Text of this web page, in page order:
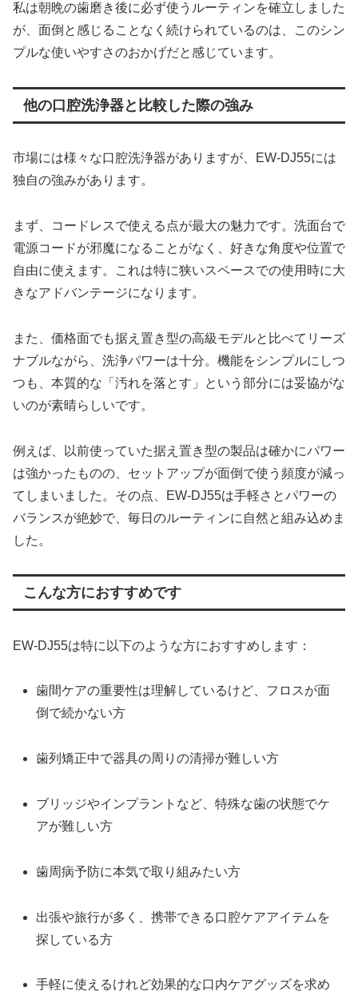
私は朝晩の歯磨き後に必ず使うルーティンを確立しました
が、面倒と感じることなく続けられているのは、このシン
プルな使いやすさのおかげだと感じています。
他の口腔洗浄器と比較した際の強み
市場には様々な口腔洗浄器がありますが、EW-DJ55には
独自の強みがあります。
まず、コードレスで使える点が最大の魅力です。洗面台で
電源コードが邪魔になることがなく、好きな角度や位置で
自由に使えます。これは特に狭いスペースでの使用時に大
きなアドバンテージになります。
また、価格面でも据え置き型の高級モデルと比べてリーズ
ナブルながら、洗浄パワーは十分。機能をシンプルにしつ
つも、本質的な「汚れを落とす」という部分には妥協がな
いのが素晴らしいです。
例えば、以前使っていた据え置き型の製品は確かにパワー
は強かったものの、セットアップが面倒で使う頻度が減っ
てしまいました。その点、EW-DJ55は手軽さとパワーの
バランスが絶妙で、毎日のルーティンに自然と組み込めま
した。
こんな方におすすめです
EW-DJ55は特に以下のような方におすすめします：
歯間ケアの重要性は理解しているけど、フロスが面
倒で続かない方
歯列矯正中で器具の周りの清掃が難しい方
ブリッジやインプラントなど、特殊な歯の状態でケ
アが難しい方
歯周病予防に本気で取り組みたい方
出張や旅行が多く、携帯できる口腔ケアアイテムを
探している方
手軽に使えるけれど効果的な口内ケアグッズを求め